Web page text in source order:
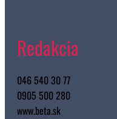
Redakcia
046 540 30 77
0905 500 280
www.beta.sk